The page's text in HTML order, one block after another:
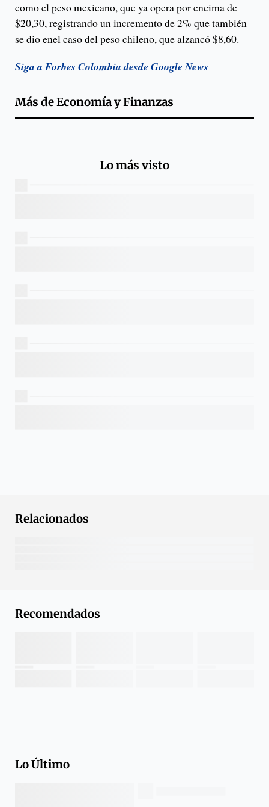
como el peso mexicano, que ya opera por encima de
$20,30, registrando un incremento de 2% que también
se dio enel caso del peso chileno, que alzancó $8,60.
Siga a Forbes Colombia desde Google News
Más deEconomía y Finanzas
Lo más visto
Relacionados
Recomendados
Lo Último